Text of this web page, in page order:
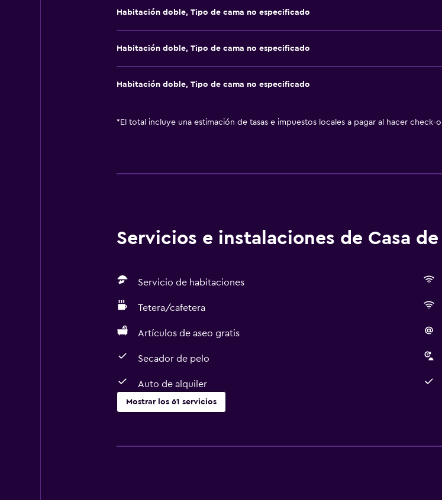
Habitación doble, Tipo de cama no especificado
Habitación doble, Tipo de cama no especificado
Habitación doble, Tipo de cama no especificado
* El total incluye una estimación de tasas e impuestos locales a pagar al hacer check-
Servicios e instalaciones de Casa
Servicio de habitaciones
Tetera/cafetera
Artículos de aseo gratis
Secador de pelo
Auto de alquiler
Mostrar los 61 servicios
Wifi gratis